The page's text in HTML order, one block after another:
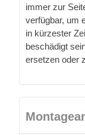
immer zur
verfügbar, um
in kürzester
beschädigt
ersetzen oder